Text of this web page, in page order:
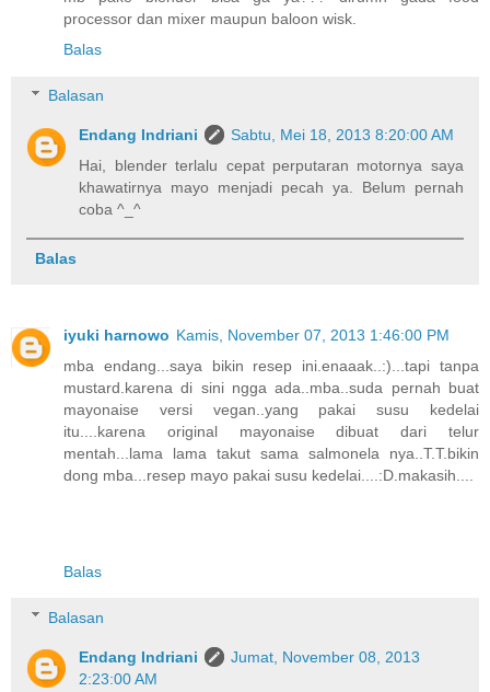
processor dan mixer maupun baloon wisk.
Balas
Balasan
Endang Indriani
Sabtu, Mei 18, 2013 8:20:00 AM
Hai, blender terlalu cepat perputaran motornya saya
khawatirnya mayo menjadi pecah ya. Belum pernah
coba ^_^
Balas
iyuki harnowo Kamis, November 07, 2013 1:46:00 PM
mba endang...saya bikin resep ini.enaaak..:)...tapi tanpa
mustard.karena di sini ngga ada..mba..suda pernah buat
mayonaise versi vegan..yang pakai susu kedelai
itu....karena original mayonaise dibuat dari telur
mentah...lama lama takut sama salmonela nya..T.T.bikin
dong mba...resep mayo pakai susu kedelai....:D.makasih....
Balas
Balasan
Endang Indriani
Jumat, November 08, 2013
2:23:00 AM